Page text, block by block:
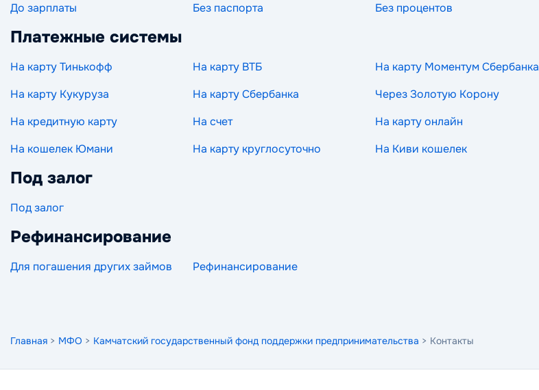
До зарплаты
Без паспорта Без процентов
Платежные системы
На карту Тинькофф На карту ВТБ На карту Моментум Сбербанка
На карту Кукуруза
На карту Сбербанка Через Золотую Корону
На кредитную карту
На счет На карту онлайн
На кошелек Юмани
На карту круглосуточно На Киви кошелек
Под залог
Под залог
Рефинансирование
Для погашения других займов Рефинансирование
Главная > МФО > Камчатский государственный фонд поддержки предпринимательства > Контакты